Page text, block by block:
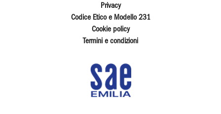
Privacy
Codice Etico e Modello 231
Cookie policy
Termini e condizioni